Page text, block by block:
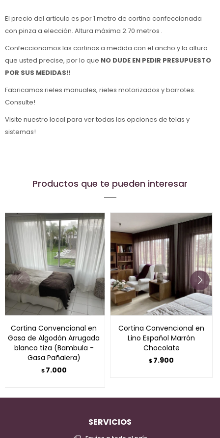
El precio del articulo es por 1 metro de cortina confeccionada
con pinza a elección. Altura máxima 2.70 metros .
Confeccionamos las cortinas a medida con el ancho y la altura
que usted precise, por lo que NO DUDE EN PEDIR PRESUPUESTO
POR SUS MEDIDAS!!
Fabricamos rieles manuales, rieles motorizados y barrotes.
Consulte!
Visite nuestro local para ver todas las opciones de telas y
sistemas!
Productos que te pueden interesar
Cortina Convencional en
Gasa de Algodón Arrugada
blanco tiza (Bambula -
Gasa Pañalera)
$ 7.000
Cortina Convencional en
Lino Español Marrón
Chocolate
$7.900
SERVICIOS